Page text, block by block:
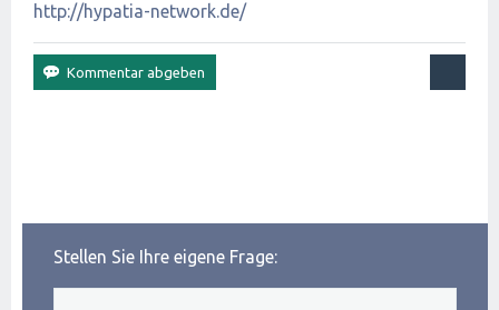
http://hypatia-network.de/
Stellen Sie Ihre eigene Frage: